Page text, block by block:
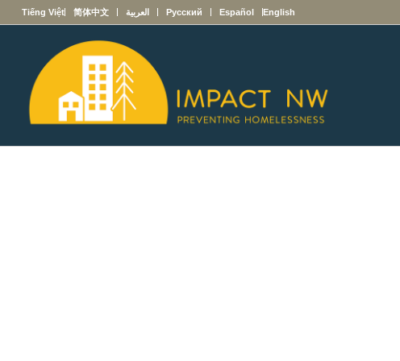
English
Español
Русский العربية 简体中文
Tiếng Việt